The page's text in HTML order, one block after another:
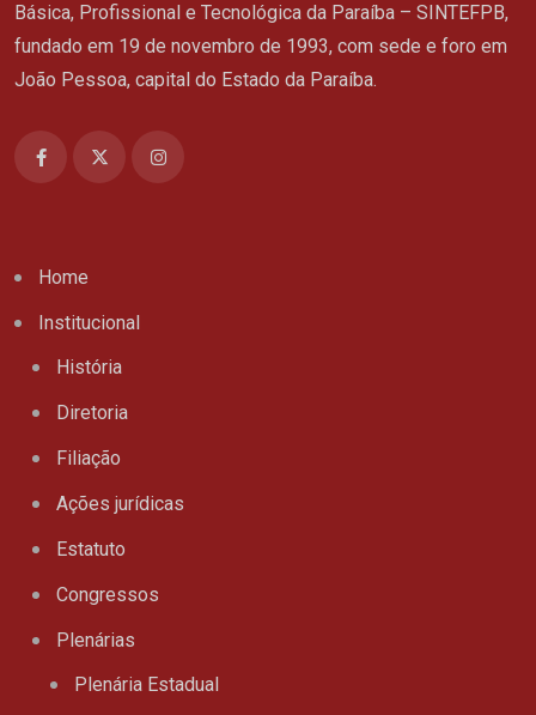
Básica, Profissional e Tecnológica da Paraíba – SINTEFPB,
fundado em 19 de novembro de 1993, com sede e foro em
João Pessoa, capital do Estado da Paraíba.
Home
Institucional
História
Diretoria
Filiação
Ações jurídicas
Estatuto
Congressos
Plenárias
Plenária Estadual